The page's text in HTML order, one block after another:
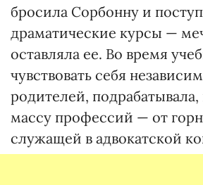
бросила Сорбонну и
драматические курсы —
оставляла ее. Во время
чувствовать себя
родителей,
массу профессий — от
служащей в адвокатской